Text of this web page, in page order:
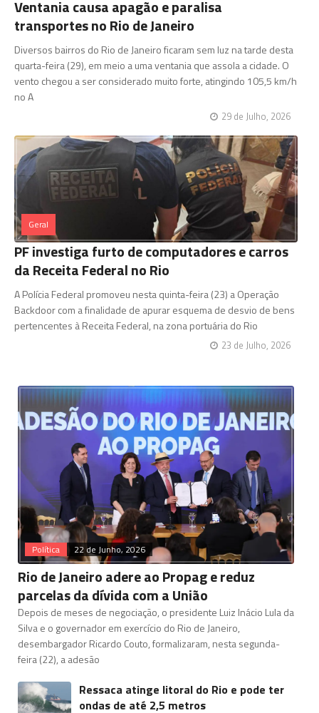
Ventania causa apagão e paralisa
transportes no Rio de Janeiro
Diversos bairros do Rio de Janeiro ficaram sem luz na tarde desta
quarta-feira (29), em meio a uma ventania que assola a cidade. O
vento chegou a ser considerado muito forte, atingindo 105,5 km/h
no A
29 de Julho, 2026
Geral
PF investiga furto de computadores e carros
da Receita Federal no Rio
A Polícia Federal promoveu nesta quinta-feira (23) a Operação
Backdoor com a finalidade de apurar esquema de desvio de bens
pertencentes à Receita Federal, na zona portuária do Rio
23 de Julho, 2026
Política 22 de Junho, 2026
Rio de Janeiro adere ao Propag e reduz
parcelas da dívida com a União
Depois de meses de negociação, o presidente Luiz Inácio Lula da
Silva e o governador em exercício do Rio de Janeiro,
desembargador Ricardo Couto, formalizaram, nesta segunda-
feira (22), a adesão
Ressaca atinge litoral do Rio e pode ter
ondas de até 2,5 metros